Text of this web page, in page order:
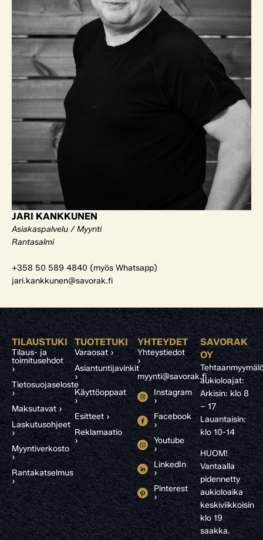
JARI KANKKUNEN
Asiakaspalvelu / Myynti
Rantasalmi
+358 50 589 4840 (myös Whatsapp)
jari.kankkunen@savorak.fi
TILAUSTUKI
Tilaus- ja
toimitusehdot
›
Tietosuojaseloste
›
Maksutavat ›
Laskutusohjeet
›
Myyntiverkosto
›
Rantakatselmus
›
TUOTETUKI
Varaosat ›
Asiantuntijavinkit
›
Käyttöoppaat
›
Esitteet ›
Reklamaatio
›
YHTEYDET
Yhteystiedot
›
myynti@savorak.fi
Instagram
›
Facebook
›
Youtube
›
LinkedIn
›
Pinterest
›
SAVORAK
OY
aukioloajat:
Arkisin: klo 8
– 17
Lauantaisin:
klo 10-14
HUOM!
Vantaalla
pidennetty
aukioloaika
keskiviikkoisin
klo 19
saakka.